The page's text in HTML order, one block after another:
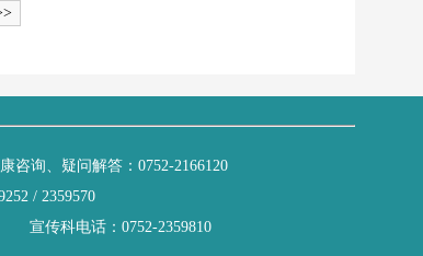
咨询、疑问解答：0752-2166120
/ 2359570
宣传科电话：0752-2359810